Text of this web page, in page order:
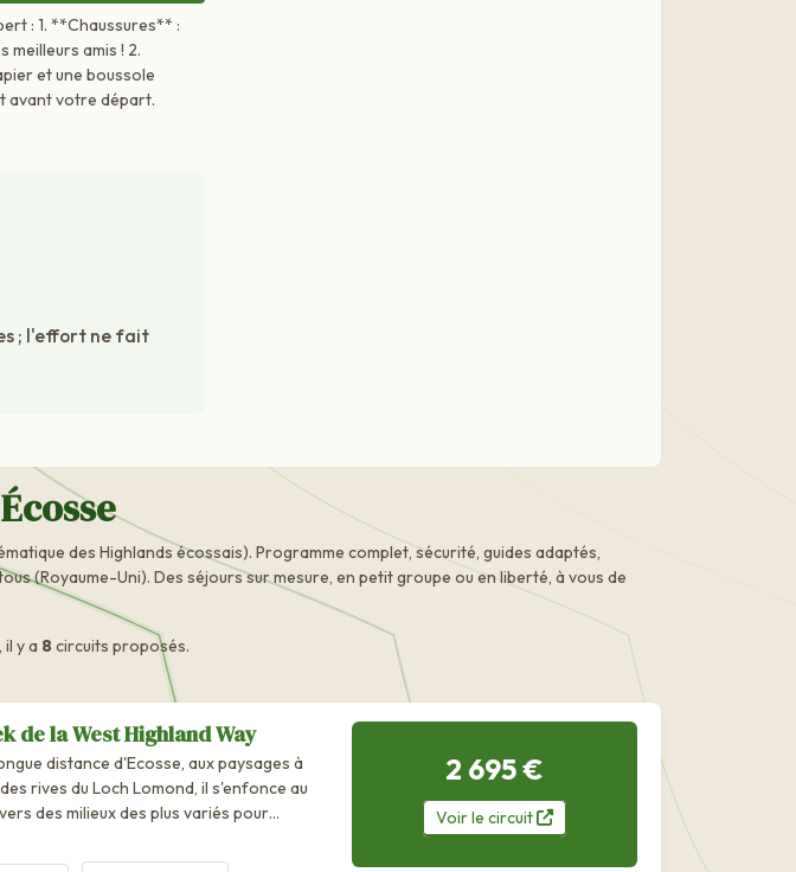
: 1. **Chaussures** :
amis ! 2.
et une boussole
avant votre départ.
; l'effort ne fait
des Highlands écossais). Programme complet, sécurité, guides adaptés,
(Royaume-Uni). Des séjours sur mesure, en petit groupe ou en liberté, à vous de
y a 8 circuits proposés.
de la West Highland Way
distance d'Ecosse, aux paysages à
2 695 €
Voirle circuit